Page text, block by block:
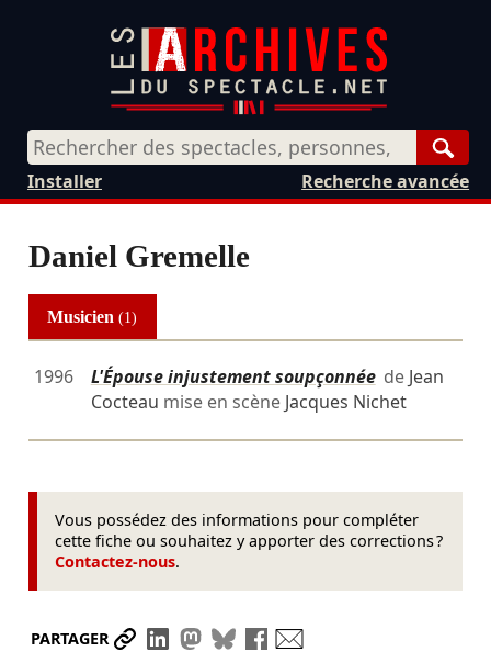
Recherche avancée
Installer
Daniel Gremelle
Musicien(1)
1996 L'Épouse injustement soupçonnéede Jean
Cocteau mise en scène Jacques Nichet
Vous possédez des informations pour compléter
cette fiche ou souhaitez y apporter des corrections ?
Contactez-nous.
PARTAGER Partager le lien
Partager sur LinkedIn
Partager sur Mastodon
Partager sur Bluesky
Partager sur Facebook